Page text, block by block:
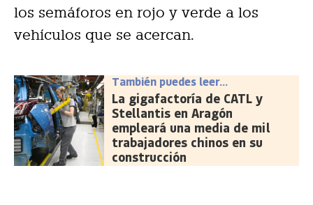
los semáforos en rojo y verde a los
vehículos que se acercan.
También puedes leer...
La gigafactoría de CATL y
Stellantis en Aragón
empleará una media de mil
trabajadores chinos en su
construcción